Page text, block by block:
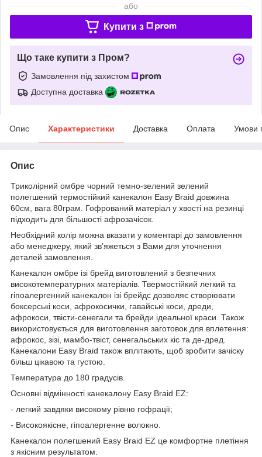
або
Купити з
Що таке купити з Пром?
Замовлення під захистом
Доступна доставка
Опис Характеристики Доставка Оплата Умови
Опис
Триколірний омбре чорний темно-зелений зелений
полегшений термостійкий канекалон Easy Braid довжина
60см, вага 80грам. Гофрований матеріал у хвості на резинці
підходить для більшості афрозачісок.
Необхідний колір можна вказати у коментарі до замовлення
або менеджеру, який зв'яжеться з Вами для уточнення
деталей замовлення.
Канекалон омбре ізі брейд виготовлений з безпечних
високотемпературних матеріалів. Твермостійкий легкий та
гіпоалергенний канекалон ізі брейдс дозволяє створювати
боксерські коси, афрокосички, гавайські коси, дреди,
афрокоси, твісти-сенегали та брейди ідеальної краси. Також
використовується для виготовлення заготовок для вплетення:
афрокос, зізі, мамбо-твіст, сенегальських кіс та де-дред.
Канекалони Easy Braid також вплітають, щоб зробити зачіску
більш цікавою та густою.
Температура до 180 градусів.
Основні відмінності канекалону Easy Braid EZ:
- легкий завдяки високому рівню гофрації;
- Високоякісне, гіпоалергенне волокно.
Канекалон полегшений Easy Braid EZ це комфортне плетіння
з якісним результатом.